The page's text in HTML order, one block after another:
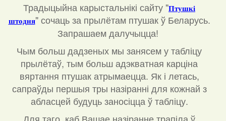
Традыцыйна карыстальнікі сайту "Птушкі
штодня" сочаць за прылётам птушак ў Беларусь.
Запрашаем далучыцца!
Чым больш дадзеных мы занясем у табліцу
прылётаў, тым больш адэкватная карціна
вяртання птушак атрымаецца. Як і летась,
сапраўды першыя тры назіранні для кожнай з
абласцей будуць заносіцца ў табліцу.